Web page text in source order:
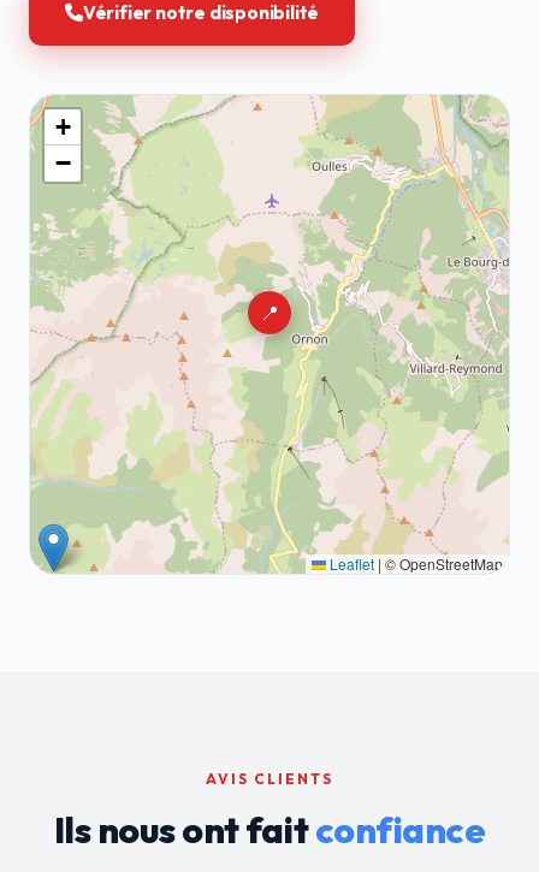
Vérifier notre disponibilité
📍
+
−
Leaflet | © OpenStreetMap
AVIS CLIENTS
Ils nous ont faitconfiance